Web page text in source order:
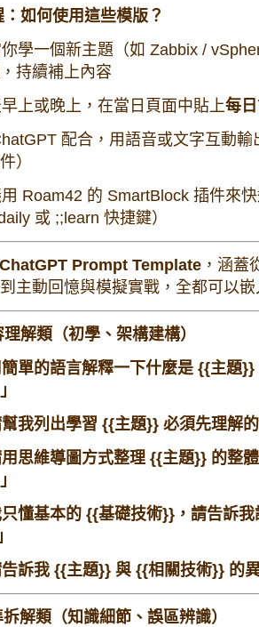
如何使用這些模版？
學一個新主題（如 Zabbix /
，持續補上內容
上或晚上，在當日頁面中貼上每
配合，用語音或文字互動
）
Roam42 的 SmartBlock 插件來
或 ;;learn 快捷鍵）
Prompt Template ，涵蓋
主動回憶與模擬實戰，全都可以
理解類（初學、架構建構）
簡單的語言解釋一下什麼是 {{主題
幫我列出學習 {{主題}} 必須先理解
用思維導圖方式整理 {{主題}} 的整
只懂基本的 {{基礎技術}}，請告訴
告訴我 {{主題}} 與 {{相關技術}} 的
解類（知識細節、誤區辨識）